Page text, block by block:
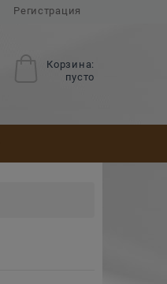
Регистрация
Корзина:
пусто